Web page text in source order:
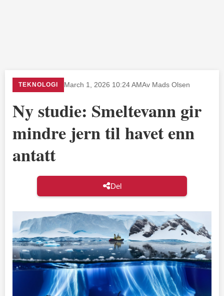
TEKNOLOGI March 1, 2026 10:24 AMAv Mads Olsen
Ny studie: Smeltevann gir
mindre jern til havet enn
antatt
Del